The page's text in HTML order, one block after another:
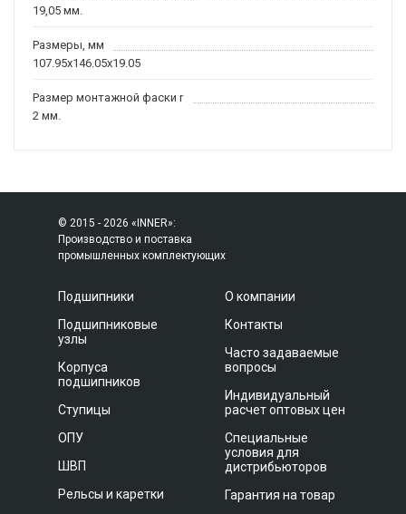
19,05 мм.
Размеры, мм
107.95x146.05x19.05
Размер монтажной фаски r
2 мм.
© 2015 - 2026 «INNER»:
Производство и поставка
промышленных комплектующих
Подшипники
Подшипниковые
узлы
Корпуса
подшипников
Ступицы
ОПУ
ШВП
Рельсы и каретки
О компании
Контакты
Часто задаваемые
вопросы
Индивидуальный
расчет оптовых цен
Специальные
условия для
дистрибьюторов
Гарантия на товар